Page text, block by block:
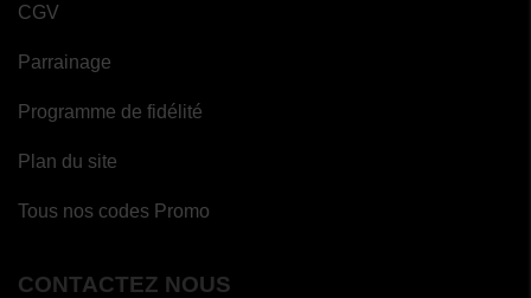
CGV
Parrainage
Programme de fidélité
Plan du site
Tous nos codes Promo
CONTACTEZ NOUS